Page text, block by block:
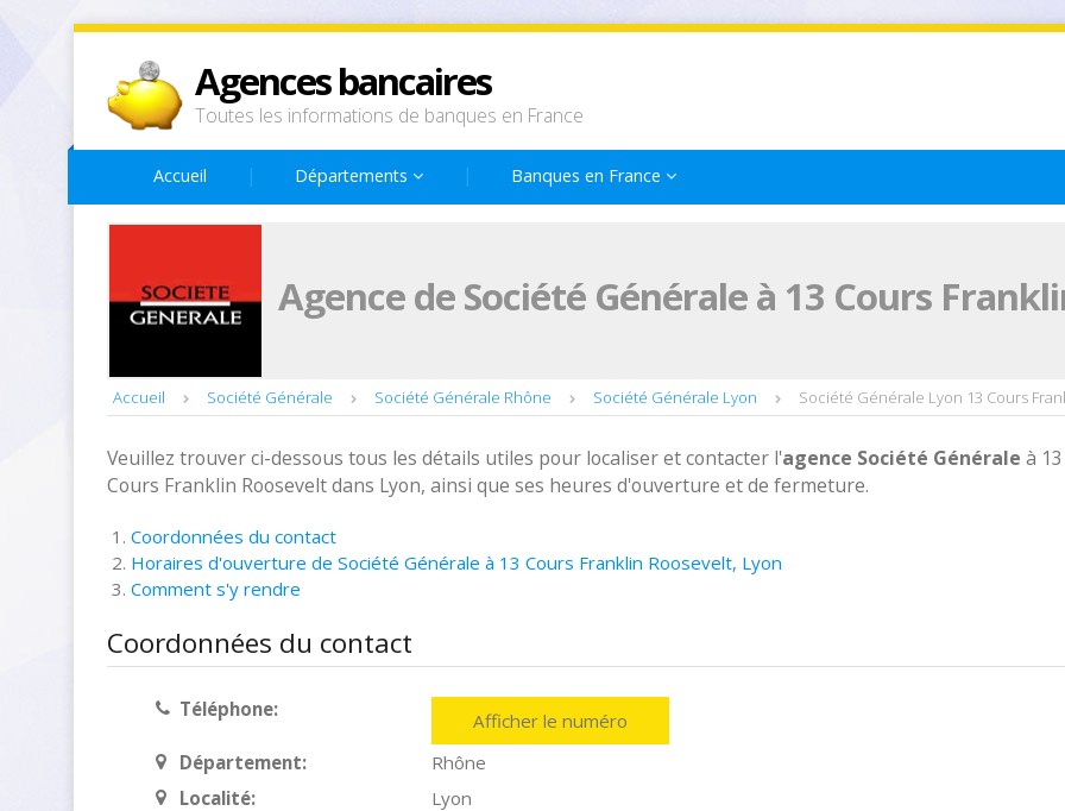
Agences bancaires
Toutes les informations de banques en France
Accueil Départements Banques en France
Agence de Société Générale à 13 Cours
Accueil Société Générale Société Générale Rhône Société Générale Lyon Société Générale Lyon 13 Cours
Veuillez trouver ci-dessous tous les détails utiles pour localiser et contacter l'agence Société Générale à 13
Cours Franklin Roosevelt dans Lyon, ainsi que ses heures d'ouverture et de fermeture.
Coordonnées du contact
Horaires d'ouverture de Société Générale à 13 Cours Franklin Roosevelt, Lyon
Comment s'y rendre
Coordonnées du contact
Téléphone:
Afficher le numéro
Département:
Rhône
Localité:
Lyon